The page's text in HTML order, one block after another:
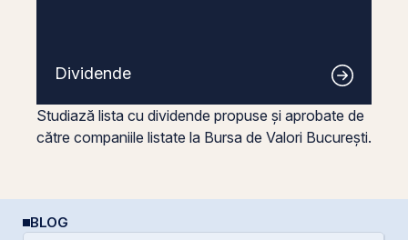
Dividende
Studiază lista cu dividende propuse și aprobate de
către companiile listate la Bursa de Valori București.
BLOG